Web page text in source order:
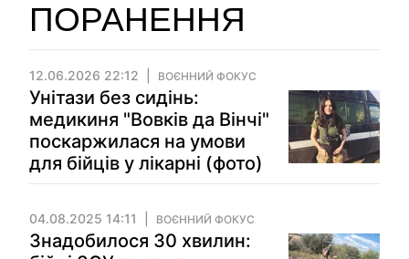
ПОРАНЕННЯ
12.06.2026 22:12 ВОЄННИЙ ФОКУС
Унітази без сидінь:
медикиня "Вовків да Вінчі"
поскаржилася на умови
для бійців у лікарні (фото)
04.08.2025 14:11 ВОЄННИЙ ФОКУС
Знадобилося 30 хвилин: